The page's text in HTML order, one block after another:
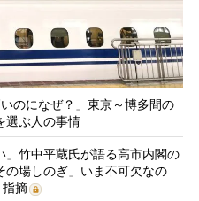
のになぜ？」東京～博多間の
選ぶ人の事情
」竹中平蔵氏が語る高市内閣の
場しのぎ」いま不可欠なの
指摘